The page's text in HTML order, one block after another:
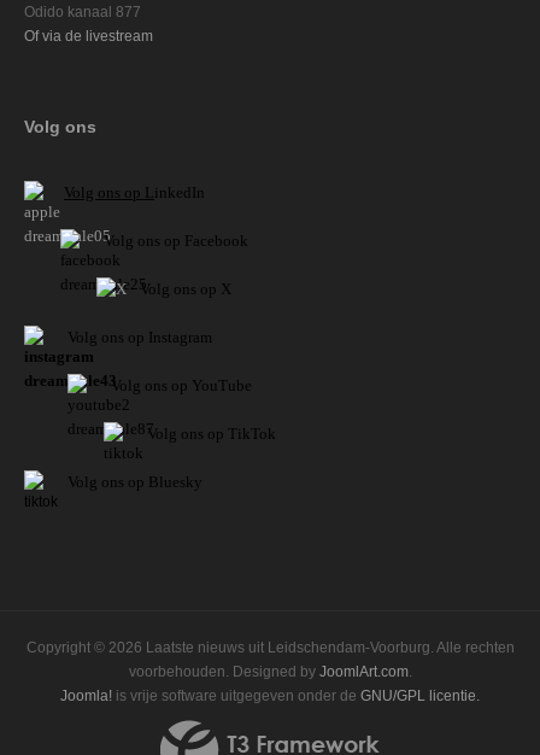
Odido kanaal 877
Of via de livestream
Volg ons
Volg ons op L inkedIn
Volg ons op Facebook
Volg ons op X
Volg ons op Instagram
Volg ons op YouTube
Volg ons op TikTok
Volg ons op Bluesky
Copyright © 2026 Laatste nieuws uit Leidschendam-Voorburg. Alle rechten
voorbehouden. Designed by JoomlArt.com.
Joomla! is vrije software uitgegeven onder de GNU/GPL licentie.